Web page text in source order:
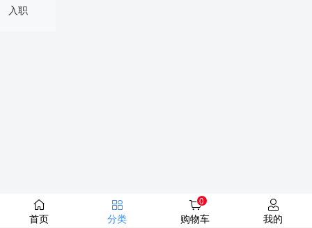
入职
首页 分类
0
购物车
我的